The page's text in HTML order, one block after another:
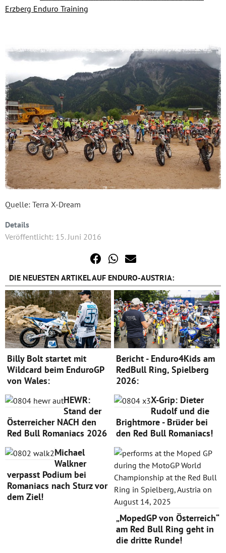
Erzberg Enduro Training
Quelle: Terra X-Dream
Details
Veröffentlicht: 15. Juni 2016
DIE NEUESTEN ARTIKEL AUF ENDURO-AUSTRIA:
Billy Bolt startet mit
Wildcard beim EnduroGP
von Wales:
Bericht - Enduro4Kids am
RedBull Ring, Spielberg
2026:
HEWR:
Stand der
Österreicher NACH den
Red Bull Romaniacs 2026
X-Grip: Dieter
Rudolf und die
Brightmore - Brüder bei
den Red Bull Romaniacs!
Michael
Walkner
verpasst Podium bei
Romaniacs nach Sturz vor
dem Ziel!
„MopedGP von Österreich“
am Red Bull Ring geht in
die dritte Runde!